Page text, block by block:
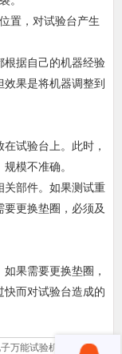
置，对试验台产生
根据自己的机器经验
果是将机器调整到
试验台上。此时，
模不准确。
关部件。如果测试重
更换垫圈，必须及
果需要更换垫圈，
快而对试验台造成的
万能试验机夹具种类